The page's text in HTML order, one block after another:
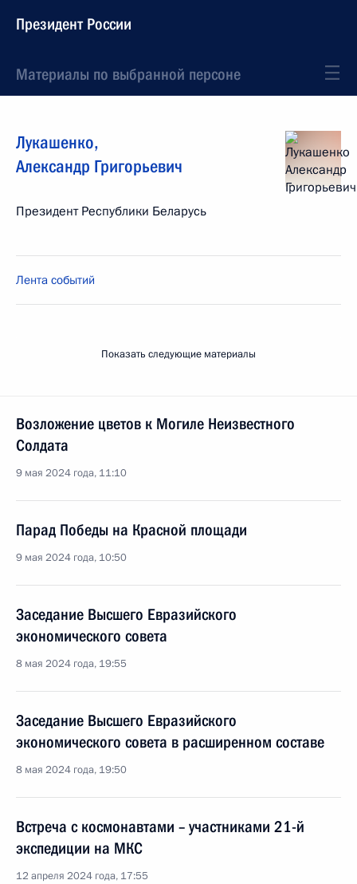
Президент России
Материалы по выбранной персоне
Лукашенко,
Александр Григорьевич
Президент Республики Беларусь
Лента событий
Показать следующие материалы
Возложение цветов к Могиле Неизвестного
Солдата
9 мая 2024 года, 11:10
Парад Победы на Красной площади
9 мая 2024 года, 10:50
Заседание Высшего Евразийского
экономического совета
8 мая 2024 года, 19:55
Заседание Высшего Евразийского
экономического совета в расширенном составе
8 мая 2024 года, 19:50
Встреча с космонавтами – участниками 21-й
экспедиции на МКС
12 апреля 2024 года, 17:55